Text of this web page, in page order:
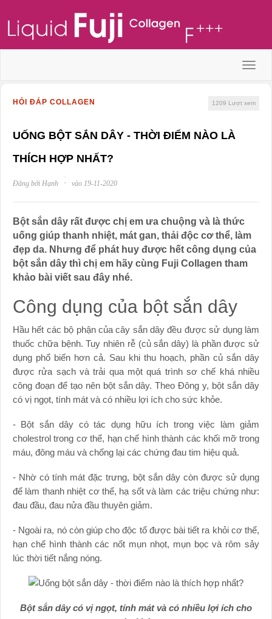
Menu
HỎI ĐÁP COLLAGEN 1209 Lượt xem
UỐNG BỘT SẮN DÂY - THỜI ĐIỂM NÀO LÀ
THÍCH HỢP NHẤT?
Đăng bởi Hạnh · vào 19-11-2020
Bột sắn dây rất được chị em ưa chuộng và là thức
uống giúp thanh nhiệt, mát gan, thải độc cơ thể, làm
đẹp da. Nhưng để phát huy được hết công dụng của
bột sắn dây thì chị em hãy cùng Fuji Collagen tham
khảo bài viết sau đây nhé.
Công dụng của bột sắn dây
Hầu hết các bộ phận của cây sắn dây đều được sử dụng làm
thuốc chữa bệnh. Tuy nhiên rễ (củ sắn dây) là phần được sử
dụng phổ biến hơn cả. Sau khi thu hoạch, phần củ sắn dây
được rửa sạch và trải qua một quá trình sơ chế khá nhiều
công đoạn để tạo nên bột sắn dây. Theo Đông y, bột sắn dây
có vị ngọt, tính mát và có nhiều lợi ích cho sức khỏe.
- Bột sắn dây có tác dụng hữu ích trong việc làm giảm
cholestrol trong cơ thể, hạn chế hình thành các khối mỡ trong
máu, đông máu và chống lại các chứng đau tim hiệu quả.
- Nhờ có tính mát đặc trưng, bột sắn dây còn được sử dụng
để làm thanh nhiệt cơ thể, hạ sốt và làm các triệu chứng như:
đau đầu, đau nửa đầu thuyên giảm.
- Ngoài ra, nó còn giúp cho độc tố được bài tiết ra khỏi cơ thể,
hạn chế hình thành các nốt mụn nhọt, mụn bọc và rôm sảy
lúc thời tiết nắng nóng.
Bột sắn dây có vị ngọt, tính mát và có nhiều lợi ích cho